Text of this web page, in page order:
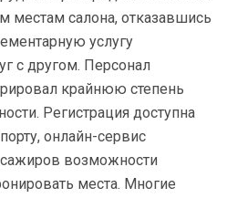
местам салона, отказавшись
услугу
с другом. Персонал
крайнюю степень
Регистрация доступна
онлайн-сервис
возможности
места. Многие